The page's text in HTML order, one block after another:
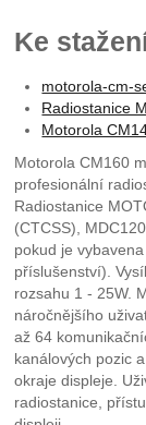
Ke
motorola-cm-
Radiostanice
Motorola
Motorola CM160
profesionální
Radiostanice
(CTCSS),
pokud je
příslušenství).
rozsahu 1 - 25W.
náročnějšího
až 64
kanálových pozic
okraje displeje.
radiostanice,